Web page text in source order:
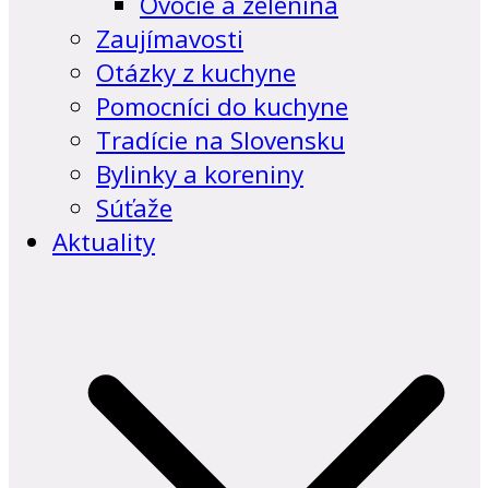
Zaujímavosti
Otázky z kuchyne
Pomocníci do kuchyne
Tradície na Slovensku
Bylinky a koreniny
Súťaže
Aktuality